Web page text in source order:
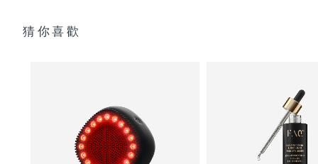
猜你喜歡